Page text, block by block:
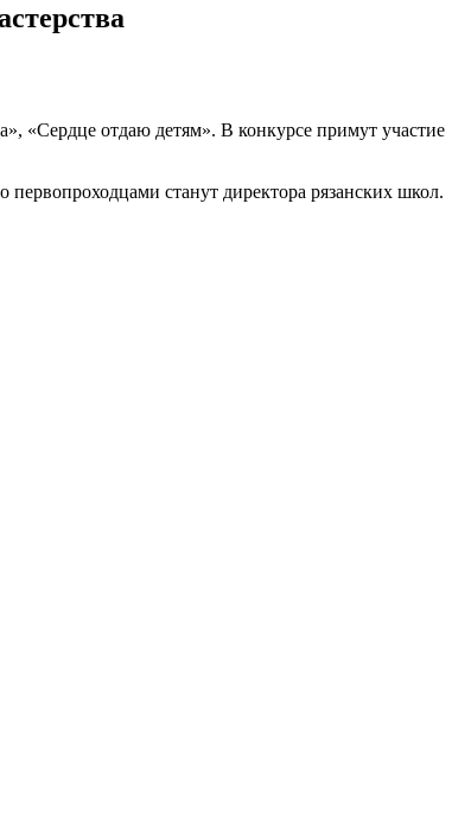
«Сердце отдаю детям». В конкурсе примут участие
станут директора рязанских школ.